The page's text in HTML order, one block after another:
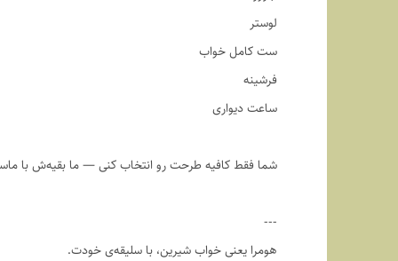
لوستر
ست کامل خواب
فرشینه
ساعت دیواری
شما فقط کافیه طرحت رو انتخاب کنی — ما بقیه‌ش با
---
هومرا یعنی خواب شیرین، با سلیقه‌ی خودت.